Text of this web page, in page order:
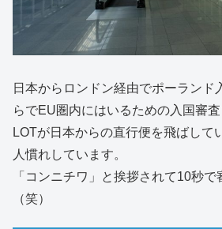
日本からロンドン経由でポーランド
らでEU圏内にはいるための入国審査
LOTが日本からの直行便を飛ばして
人慣れしています。
「コンニチワ」と挨拶されて10秒
（笑）